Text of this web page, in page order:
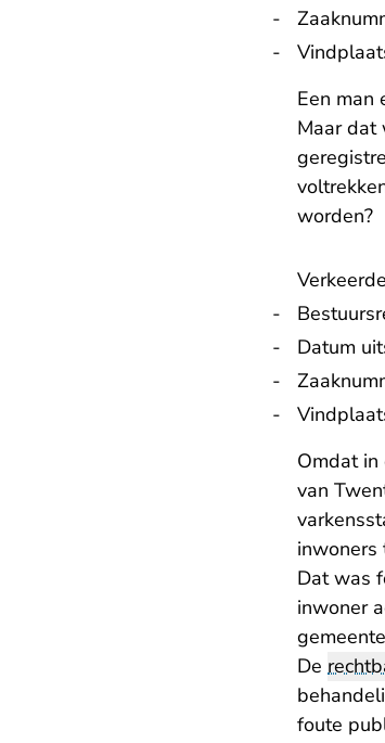
Een man
Maar dat
worden-
?
Datum
Omdat
van
inwoners
Dat was
inwoner
De
foute